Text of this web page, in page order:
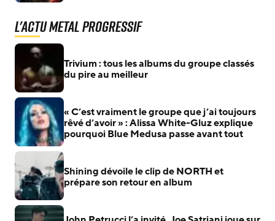
L'actu Metal Progressif
Trivium : tous les albums du groupe classés
du pire au meilleur
« C’est vraiment le groupe que j’ai toujours
rêvé d’avoir » : Alissa White-Gluz explique
pourquoi Blue Medusa passe avant tout
Shining dévoile le clip de NORTH et
prépare son retour en album